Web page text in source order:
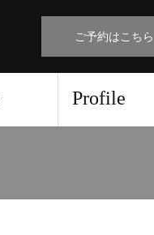
ご予約はこちら
Profile